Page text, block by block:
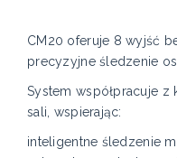
CM20 oferuje 8 wyjść
precyzyjne śledzenie
System współpracuje z
sali, wspierając:
inteligentne śledzenie